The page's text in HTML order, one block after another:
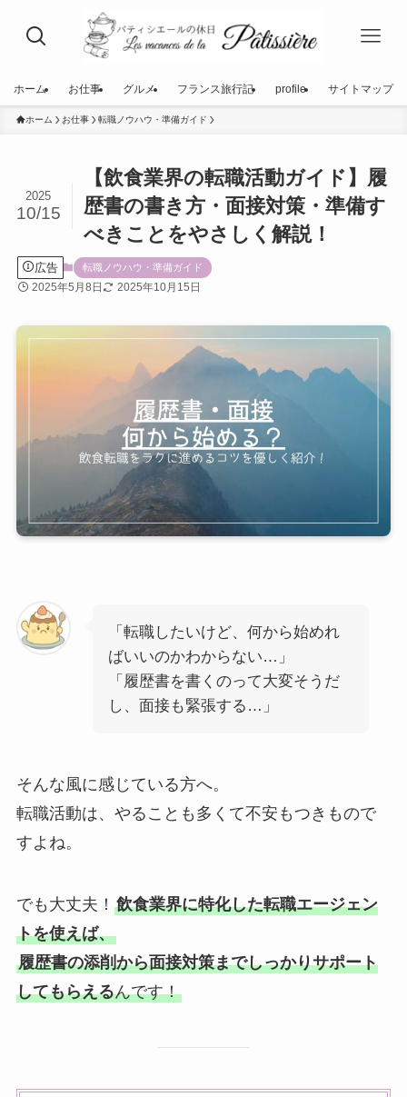
ホーム お仕事 グルメ フランス旅行記 profile サイトマップ
ホーム お仕事 転職ノウハウ・準備ガイド
【飲食業界の転職活動ガイド】履
歴書の書き方・面接対策・準備す
べきことをやさしく解説！
2025
10/15
広告 転職ノウハウ・準備ガイド
2025年5月8日 2025年10月15日
「転職したいけど、何から始めれ
ばいいのかわからない…」
「履歴書を書くのって大変そうだ
し、面接も緊張する…」
そんな風に感じている方へ。
転職活動は、やることも多くて不安もつきもので
すよね。
でも大丈夫！ 飲食業界に特化した転職エージェン
トを使えば、
履歴書の添削から面接対策までしっかりサポート
してもらえるんです！